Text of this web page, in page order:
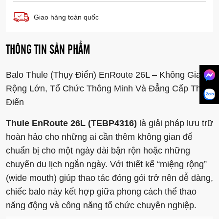
Giao hàng toàn quốc
THÔNG TIN SẢN PHẨM
Balo Thule (Thụy Điển) EnRoute 26L – Không Gian
Rộng Lớn, Tổ Chức Thông Minh Và Đẳng Cấp Thụy
Điển
Thule EnRoute 26L (TEBP4316) là giải pháp lưu trữ
hoàn hảo cho những ai cần thêm không gian để
chuẩn bị cho một ngày dài bận rộn hoặc những
chuyến du lịch ngắn ngày. Với thiết kế “miệng rộng”
(wide mouth) giúp thao tác đóng gói trở nên dễ dàng,
chiếc balo này kết hợp giữa phong cách thể thao
năng động và công năng tổ chức chuyên nghiệp.